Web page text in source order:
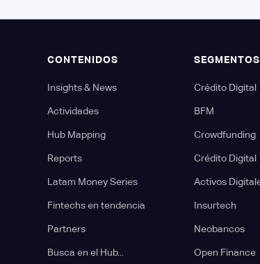
CONTENIDOS
Insights & News
Actividades
Hub Mapping
Reports
Latam Money Series
Fintechs en tendencia
Partners
Busca en el Hub...
SEGMENTOS
Crédito Digital
BFM
Crowdfunding
Crédito Digital
Activos
Insurtech
Neobancos
Open Finance